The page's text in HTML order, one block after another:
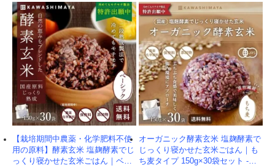
【栽培期間中農薬・化学肥料不使
用の原料】酵素玄米 塩麹酵素でじ
っくり寝かせた玄米ごはん｜ベー
オーガニック酵素玄米 塩麹酵素で
じっくり寝かせた玄米ごはん｜も
ち麦タイプ 150g×30袋セット -か